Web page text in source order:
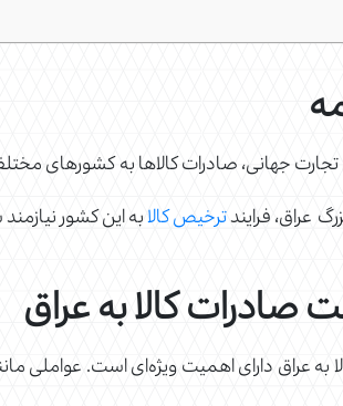
جهانی، صادرات کالاها به کشورهای
عراق، فرایندترخیص کالابه این کشور
صادرات کالا به عراق
به عراق دارای اهمیت ویژه‌ای است. عواملی